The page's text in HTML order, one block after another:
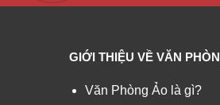
GIỚI THIỆU VỀ VĂN
Văn Phòng Ảo là gì?